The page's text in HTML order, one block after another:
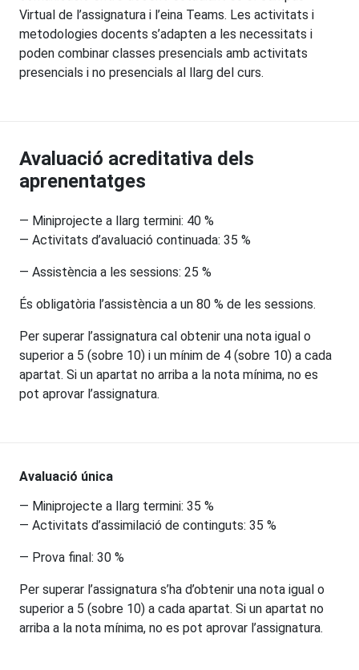
Virtual de l’assignatura i l’eina Teams. Les activitats i
metodologies docents s’adapten a les necessitats i
poden combinar classes presencials amb activitats
presencials i no presencials al llarg del curs.
Avaluació acreditativa dels
aprenentatges
— Miniprojecte a llarg termini: 40 %
— Activitats d’avaluació continuada: 35 %
— Assistència a les sessions: 25 %
És obligatòria l’assistència a un 80 % de les sessions.
Per superar l’assignatura cal obtenir una nota igual o
superior a 5 (sobre 10) i un mínim de 4 (sobre 10) a cada
apartat. Si un apartat no arriba a la nota mínima, no es
pot aprovar l’assignatura.​
Avaluació única
— Miniprojecte a llarg termini: 35 %
— Activitats d’assimilació de continguts: 35 %
— Prova final: 30 %
Per superar l’assignatura s’ha d’obtenir una nota igual o
superior a 5 (sobre 10) a cada apartat. Si un apartat no
arriba a la nota mínima, no es pot aprovar l’assignatura.